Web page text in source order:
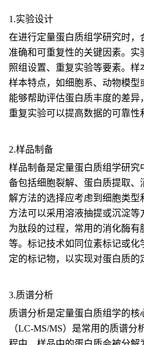
1.实验设计
在进行定量蛋白质组学研究时，
准确和可重复性的关键因素。
照组设置、重复实验等要素。样
样本特点，如细胞系、动物模型
能够帮助评估蛋白质丰度的差异
重复实验可以提高数据的可靠性
2.样品制备
样品制备是定量蛋白质组学研究
备包括细胞裂解、蛋白质提取
解方法的选择应考虑到细胞类型
方法可以采用溶液抽提或沉淀
为肽段的过程，常用的消化酶
等。标记技术如同位素标记或
定的标记物，以实现对蛋白质的
3.质谱分析
质谱分析是定量蛋白质组学的核
（LC-MS/MS）是常用的质谱